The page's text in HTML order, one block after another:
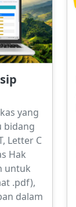
yang
bidang
Letter C
Hak
untuk
.pdf),
dalam